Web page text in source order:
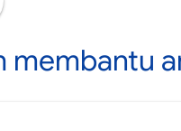
membantu